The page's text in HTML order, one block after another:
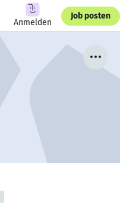
Anmelden
Job posten